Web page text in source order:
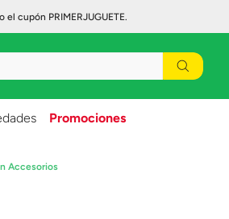
cupón PRIMERJUGUETE.
Promociones
Accesorios